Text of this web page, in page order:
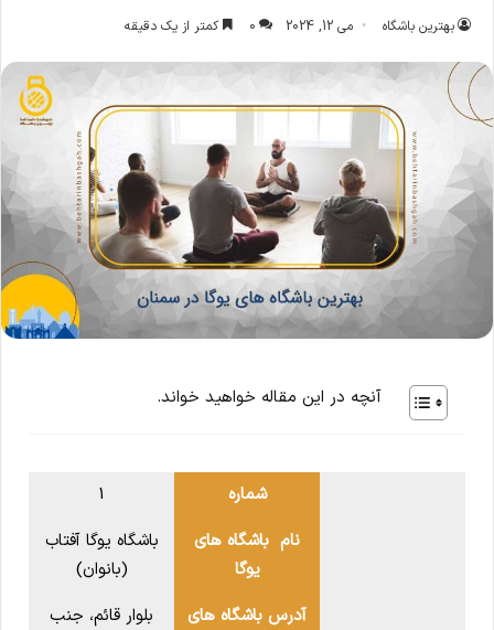
بهترین باشگاه می 12, 2024 0 کمتر از یک دقیقه
آنچه در این مقاله خواهید خواند.
شماره
1
نام باشگاه های
یوگا
باشگاه یوگا آفتاب
(بانوان)
آدرس باشگاه های
بلوار قائم، جنب